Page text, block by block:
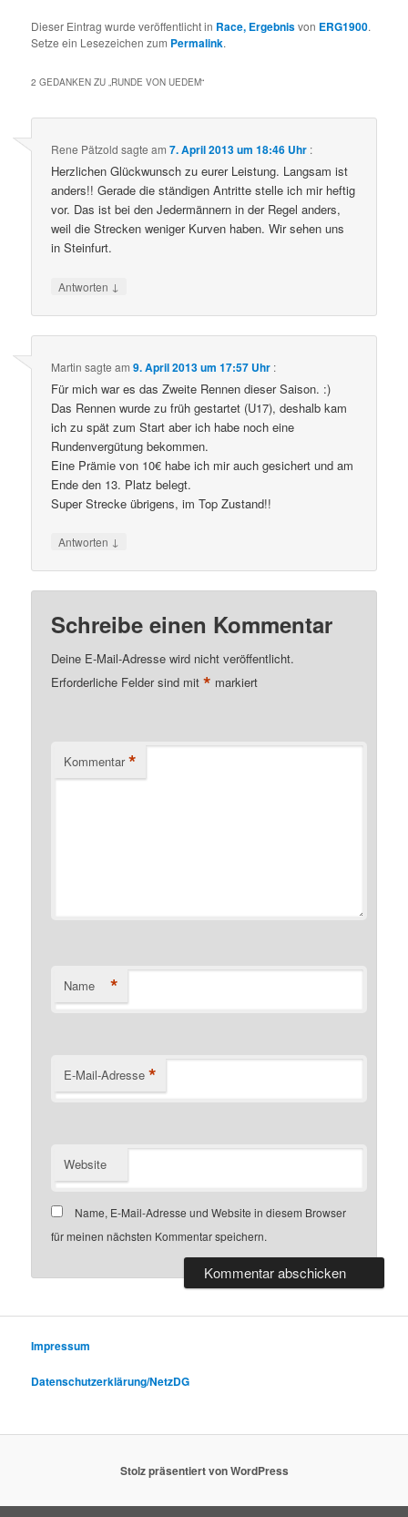
Dieser Eintrag wurde veröffentlicht in Race, Ergebnisvon ERG1900.
Setze ein Lesezeichen zum Permalink.
2 GEDANKEN ZU „RUNDE VON UEDEM“
Rene Pätzold sagte am7. April 2013 um 18:46 Uhr :
Herzlichen Glückwunsch zu eurer Leistung. Langsam ist
anders!! Gerade die ständigen Antritte stelle ich mir heftig
vor. Das ist bei den Jedermännern in der Regel anders,
weil die Strecken weniger Kurven haben. Wir sehen uns
in Steinfurt.
Antworten ↓
Martin sagte am9. April 2013 um 17:57 Uhr :
Für mich war es das Zweite Rennen dieser Saison. :)
Das Rennen wurde zu früh gestartet (U17), deshalb kam
ich zu spät zum Start aber ich habe noch eine
Rundenvergütung bekommen.
Eine Prämie von 10€ habe ich mir auch gesichert und am
Ende den 13. Platz belegt.
Super Strecke übrigens, im Top Zustand!!
Antworten ↓
Schreibe einen Kommentar
Deine E-Mail-Adresse wird nicht veröffentlicht.
Erforderliche Felder sind mit* markiert
Kommentar *
Name *
E-Mail-Adresse *
Website
Name, E-Mail-Adresse und Website in diesem Browser
für meinen nächsten Kommentar speichern.
Impressum
Datenschutzerklärung/NetzDG
Stolz präsentiert von WordPress